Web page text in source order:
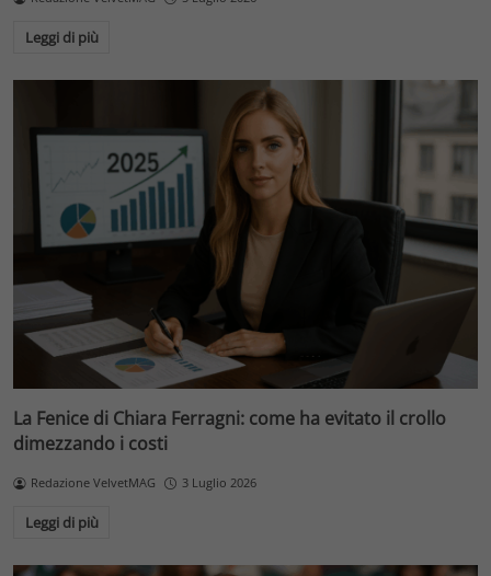
Leggi di più
La Fenice di Chiara Ferragni: come ha evitato il crollo
dimezzando i costi
Redazione VelvetMAG 3 Luglio 2026
Leggi di più